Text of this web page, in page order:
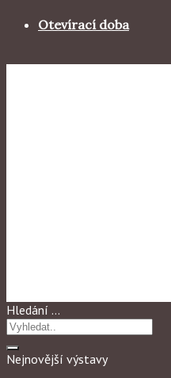
Otevírací doba
Hledání …
Nejnovější výstavy